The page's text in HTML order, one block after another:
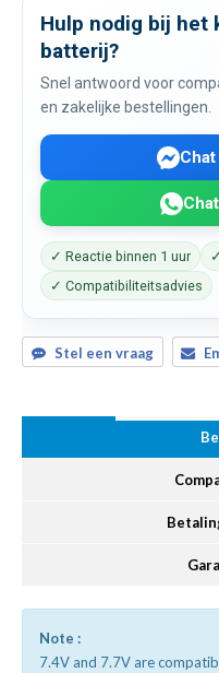
Hulp nodig bij het
batterij?
Snel antwoord voor
en zakelijke bestellingen.
✓ Reactie binnen 1 uur
✓ Compatibiliteitsadvies
Stel een vraag
Note :
7.4V and 7.7V are